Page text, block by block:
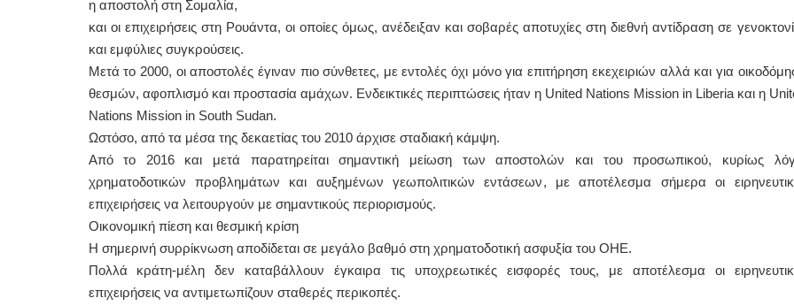
η αποστολή στη Σομαλία,
και οι επιχειρήσεις στη Ρουάντα, οι οποίες όμως, ανέδειξαν και σοβαρές αποτυχίες στη διεθνή αντίδραση σε
και εμφύλιες συγκρούσεις.
Μετά το 2000, οι αποστολές έγιναν πιο σύνθετες, με εντολές όχι μόνο για επιτήρηση εκεχειριών αλλά και για
θεσμών, αφοπλισμό και προστασία αμάχων. Ενδεικτικές περιπτώσεις ήταν η United Nations Mission in Liberia και η
Nations Mission in South Sudan.
Ωστόσο, από τα μέσα της δεκαετίας του 2010 άρχισε σταδιακή κάμψη.
Από το 2016 και μετά παρατηρείται σημαντική μείωση των αποστολών και του προσωπικού, κυρίως
χρηματοδοτικών προβλημάτων και αυξημένων γεωπολιτικών εντάσεων, με αποτέλεσμα σήμερα οι
επιχειρήσεις να λειτουργούν με σημαντικούς περιορισμούς.
Οικονομική πίεση και θεσμική κρίση
Η σημερινή συρρίκνωση αποδίδεται σε μεγάλο βαθμό στη χρηματοδοτική ασφυξία του ΟΗΕ.
Πολλά κράτη-μέλη δεν καταβάλλουν έγκαιρα τις υποχρεωτικές εισφορές τους, με αποτέλεσμα οι
επιχειρήσεις να αντιμετωπίζουν σταθερές περικοπές.